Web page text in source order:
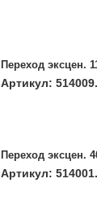
Переход эксцен.
Артикул:
Переход эксцен.
Артикул: